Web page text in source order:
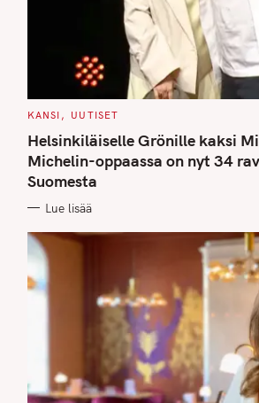
C
T
E
G
O
R
I
S
KANSI UUTISET
Helsinkiläiselle Grönille kaksi
Michelin-oppaassa on nyt 34
Suomesta
Lue lisää